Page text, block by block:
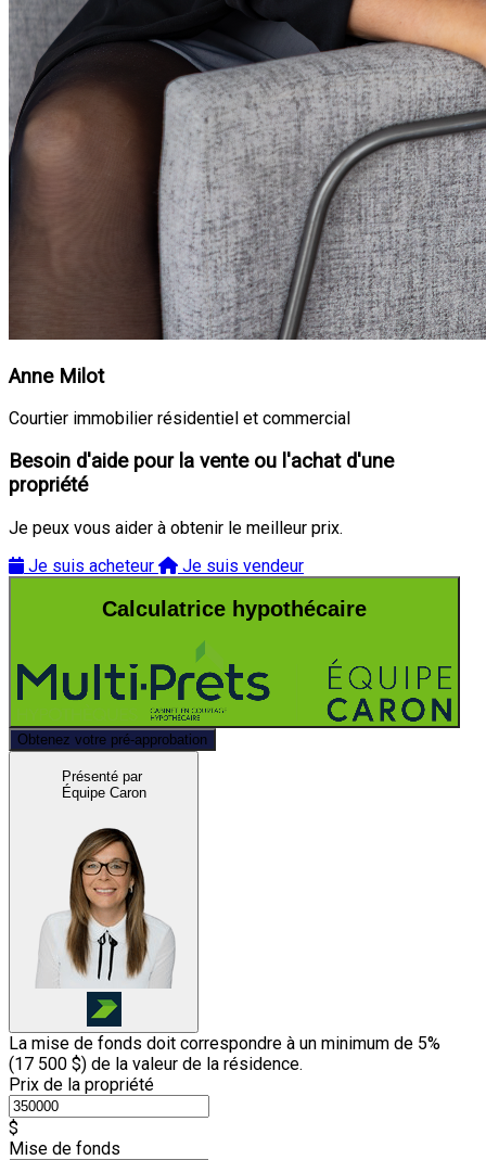
Anne Milot
Courtier immobilier résidentiel et commercial
Besoin d'aide pour la vente ou l'achat d'une
propriété
Je peux vous aider à obtenir le meilleur prix.
Je suis acheteur
Je suis vendeur
Calculatrice hypothécaire
Obtenez votre pré-approbation
Présenté par
Équipe Caron
La mise de fonds doit correspondre à un minimum de 5%
(17 500 $) de la valeur de la résidence.
Prix de la propriété
$
Mise de fonds